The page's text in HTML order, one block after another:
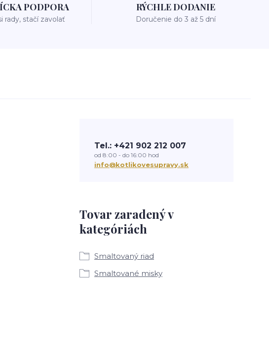
PODPORA
rady, stačí zavolať
RÝCHLE DODANIE
Doručenie do 3 až 5 dní
Tovar zaradený v
kategóriách
Smaltovaný riad
Smaltované misky
Tel.: +421 902 212 007
od 8:00 - do 16:00 hod
info@kotlikovesupravy.sk